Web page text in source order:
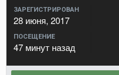
ЗАРЕГИСТРИРОВАН
28 июня, 2017
ПОСЕЩЕНИЕ
47 минут назад